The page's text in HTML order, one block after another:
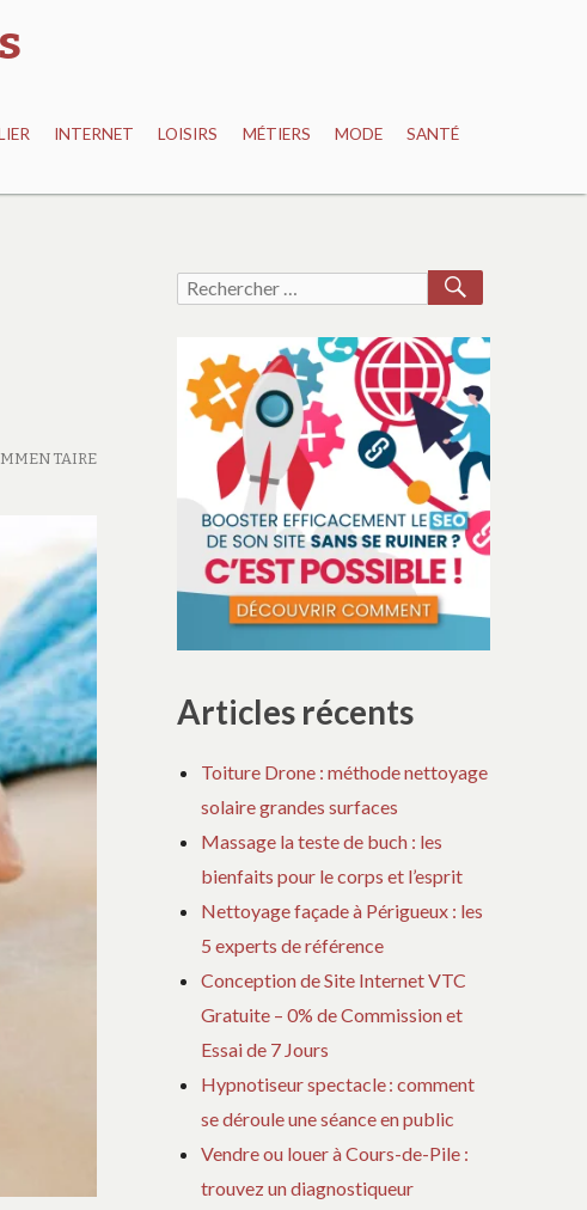
INTERNET LOISIRS MÉTIERS MODE SANTÉ
Recherche
Articles récents
Toiture Drone : méthode nettoyage
solaire grandes surfaces
Massage la teste de buch : les
bienfaits pour le corps et l’esprit
Nettoyage façade à Périgueux : les
5 experts de référence
Conception de Site Internet VTC
Gratuite – 0% de Commission et
Essai de 7 Jours
Hypnotiseur spectacle : comment
se déroule une séance en public
Vendre ou louer à Cours-de-Pile :
trouvez un diagnostiqueur